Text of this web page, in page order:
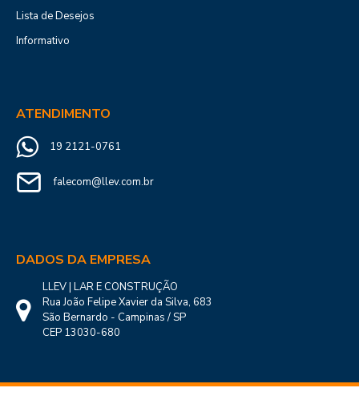
Lista de Desejos
Informativo
ATENDIMENTO
19 2121-0761
falecom@llev.com.br
DADOS DA EMPRESA
LLEV | LAR E CONSTRUÇÃO
Rua João Felipe Xavier da Silva, 683
São Bernardo - Campinas / SP
CEP 13030-680